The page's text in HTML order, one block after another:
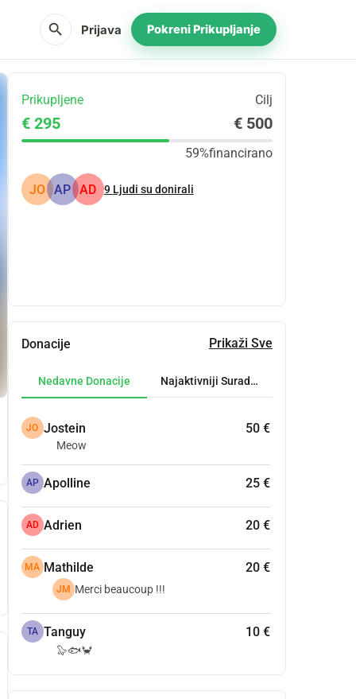
search Prijava Pokreni Prikupljanje
Prikupljene Cilj
€ 295 € 500
59%financirano
JO AP AD 9 Ljudi su donirali
Donacije Prikaži Sve
Nedavne Donacije Najaktivniji Suradnici
JO Jostein 50 €
Meow
AP Apolline 25 €
AD Adrien 20 €
MA Mathilde 20 €
JM Merci beaucoup !!!
TA Tanguy 10 €
🦭🐟🦀